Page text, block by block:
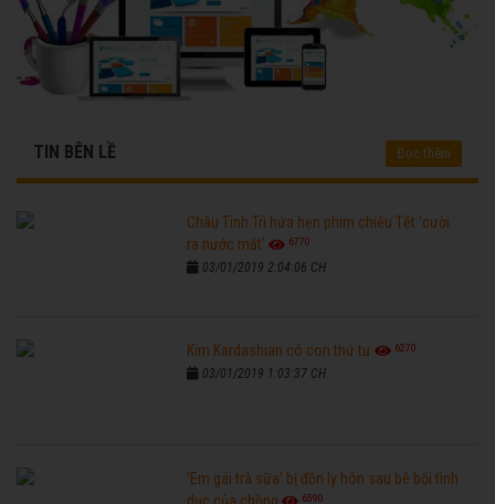
TIN BÊN LỀ Đọc thêm
Châu Tinh Trì hứa hẹn phim chiếu Tết 'cười
ra nước mắt'
6770
03/01/2019 2:04:06 CH
Kim Kardashian có con thứ tư 6270
03/01/2019 1:03:37 CH
'Em gái trà sữa' bị đồn ly hôn sau bê bối tình
6590